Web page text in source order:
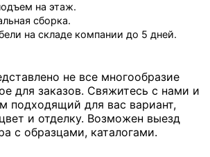
на этаж.
сборка.
на складе компании до 5 дней.
не все многообразие
для заказов. Свяжитесь с нами и
подходящий для вас вариант,
и отделку. Возможен выезд
с образцами, каталогами.